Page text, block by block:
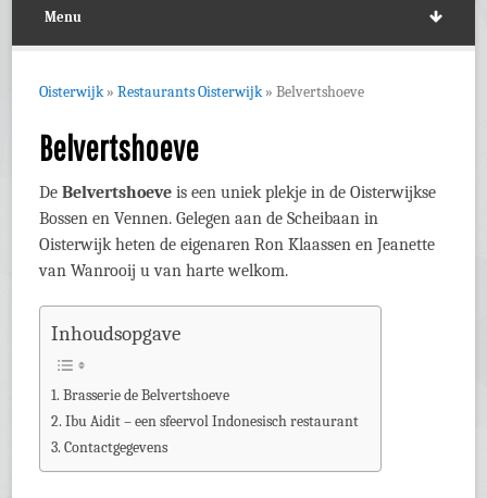
Menu
Oisterwijk»Restaurants Oisterwijk»Belvertshoeve
Belvertshoeve
DeBelvertshoeveis een uniek plekje in de Oisterwijkse
Bossen en Vennen. Gelegen aan de Scheibaan in
Oisterwijk heten de eigenaren Ron Klaassen en Jeanette
van Wanrooij u van harte welkom.
Inhoudsopgave
Brasserie de Belvertshoeve
Ibu Aidit – een sfeervol Indonesisch restaurant
Contactgegevens